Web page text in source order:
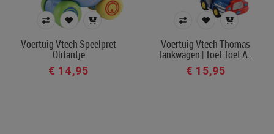
Voertuig Vtech Speelpret
Olifantje
€ 14,95
Voertuig Vtech Thomas
Tankwagen | Toet Toet A…
€ 15,95